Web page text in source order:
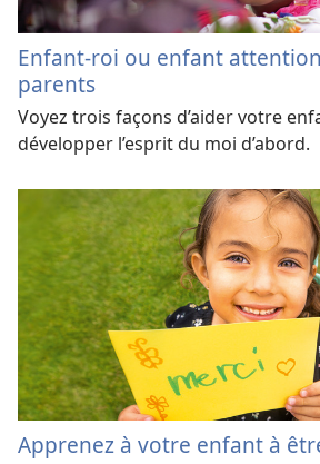
Enfant-roi ou enfant
parents
Voyez trois façons d’aider votre
développer l’esprit du moi d’abord.
Apprenez à votre enfant à